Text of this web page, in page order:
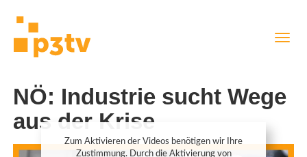
NÖ: Industrie sucht Wege
aus der Krise
Zum Aktivieren der Videos benötigen wir Ihre
Zustimmung. Durch die Aktivierung von